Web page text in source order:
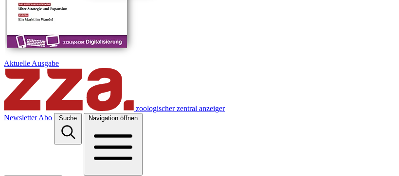
Aktuelle Ausgabe
zoologischer zentral anzeiger
Newsletter Abo Suche Navigation öffnen